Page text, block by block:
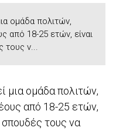
ομάδα πολιτών,
από 18-25 ετών, είναι
τους ν...
μια ομάδα πολιτών,
από 18-25 ετών,
σπουδές τους να